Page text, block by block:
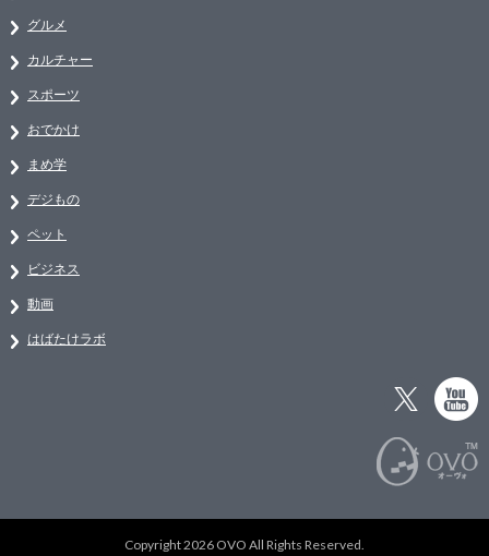
グルメ
カルチャー
スポーツ
おでかけ
まめ学
デジもの
ペット
ビジネス
動画
はばたけラボ
Copyright 2026 OVO All Rights Reserved.